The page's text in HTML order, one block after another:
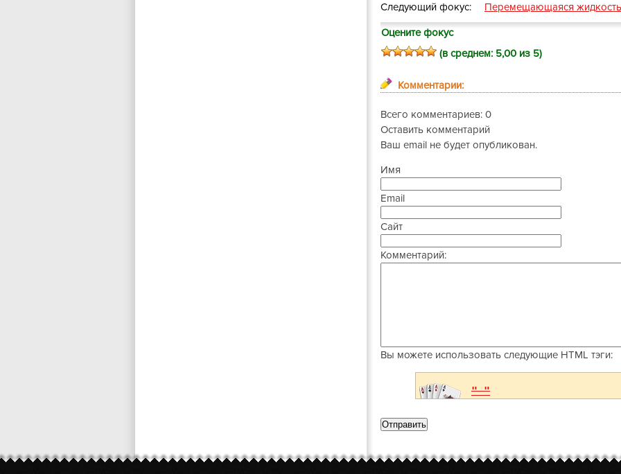
Следующий фокус:
Перемещающаяся жидкость
Оцените фокус
(в среднем: 5,00 из 5)
Комментарии:
Всего комментариев: 0
Оставить комментарий
Ваш email не будет опубликован.
Имя
Email
Сайт
Комментарий:
Вы можете использовать следующие HTML тэги: